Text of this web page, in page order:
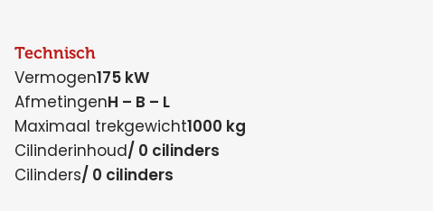
Technisch
Vermogen175 kW
AfmetingenH – B – L
Maximaal trekgewicht1000 kg
Cilinderinhoud/ 0 cilinders
Cilinders/ 0 cilinders